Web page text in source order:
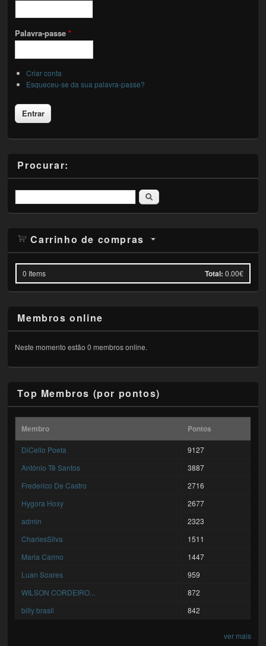
Palavra-passe*
Criar conta
Esqueceu-se da sua palavra-passe?
Procurar:
Pesquisar
Carrinho de compras
0 Items Total: 0.00€
Membros online
Neste momento estão 0 membros online.
Top Membros (por pontos)
Membro Pontos
DiCello Poeta
9127
António Tê Santos
3887
Frederico De Castro
2716
Hygora Hoxy
2677
admin
2323
CharlesSilva
1511
Maria Carmo
1447
Luan Soares
959
WILSON CORDEIRO...
872
billy brasil
842
ver mais